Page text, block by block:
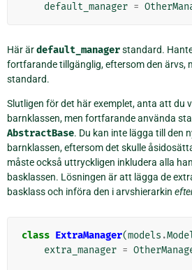
default_manager =
Här ärdefault_managerstandard.
fortfarande tillgänglig, eftersom den ärvs,
standard.
Slutligen för det här exemplet, anta att du
barnklassen, men fortfarande använda
AbstractBase. Du kan inte lägga till den
barnklassen, eftersom det skulle
måste också uttryckligen inkludera alla
basklassen. Lösningen är att lägga de
basklass och införa den i arvshierarkin
class ExtraManager(models .
extra_manager =